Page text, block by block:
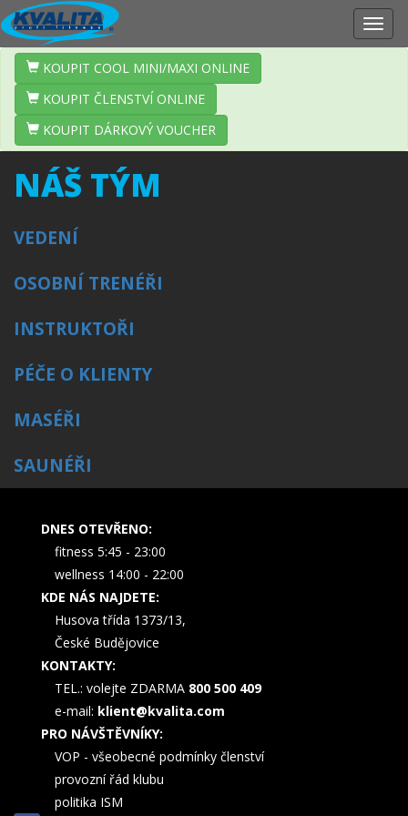
NÁŠ TÝM
VEDENÍ
OSOBNÍ TRENÉŘI
INSTRUKTOŘI
PÉČE O KLIENTY
MASÉŘI
SAUNÉŘI
KOUPIT COOL MINI/MAXI ONLINE
KOUPIT ČLENSTVÍ ONLINE
KOUPIT DÁRKOVÝ VOUCHER
DNES OTEVŘENO:
fitness 5:45 - 23:00
wellness 14:00 - 22:00
KDE NÁS NAJDETE:
Husova třída 1373/13,
České Budějovice
KONTAKTY:
TEL.: volejte ZDARMA 800 500 409
e-mail: klient@kvalita.com
PRO NÁVŠTĚVNÍKY:
VOP - všeobecné podmínky členství
provozní řád klubu
politika ISM